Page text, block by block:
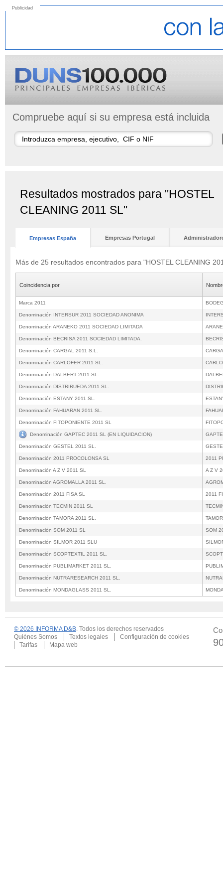
Publicidad
Compruebe aquí si su empresa está incluida
Resultados mostrados para "HOSTEL
CLEANING 2011 SL"
Empresas España Empresas Portugal
Más de 25 resultados encontrados para "HOSTEL CLEANING
Coincidencia por
Marca 2011
Denominación INTERSUR 2011 SOCIEDAD ANONIMA
Denominación ARANEKO 2011 SOCIEDAD LIMITADA
Denominación BECRISA 2011 SOCIEDAD LIMITADA.
Denominación CARGAL 2011 S.L.
Denominación CARLOFER 2011 SL.
Denominación DALBERT 2011 SL.
Denominación DISTRIRUEDA 2011 SL.
Denominación ESTANY 2011 SL.
Denominación FAHUARAN 2011 SL.
Denominación FITOPONIENTE 2011 SL
Denominación GAPTEC 2011 SL (EN LIQUIDACION)
Denominación GESTEL 2011 SL.
Denominación 2011 PROCOLONSA SL 2011
Denominación A Z V 2011 SL A Z V
Denominación AGROMALLA 2011 SL.
Denominación 2011 FISA SL 2011
Denominación TECMIN 2011 SL
Denominación TAMORA 2011 SL.
Denominación SOM 2011 SL SOM
Denominación SILMOR 2011 SLU
Denominación SCOPTEXTIL 2011 SL.
Denominación PUBLIMARKET 2011 SL.
Denominación NUTRARESEARCH 2011 SL.
Denominación MONDAGLASS 2011 SL.
© 2026 INFORMA D&B. Todos los derechos reservados
Quiénes Somos
Textos legales
Configuración de cookies
Tarifas
Mapa web